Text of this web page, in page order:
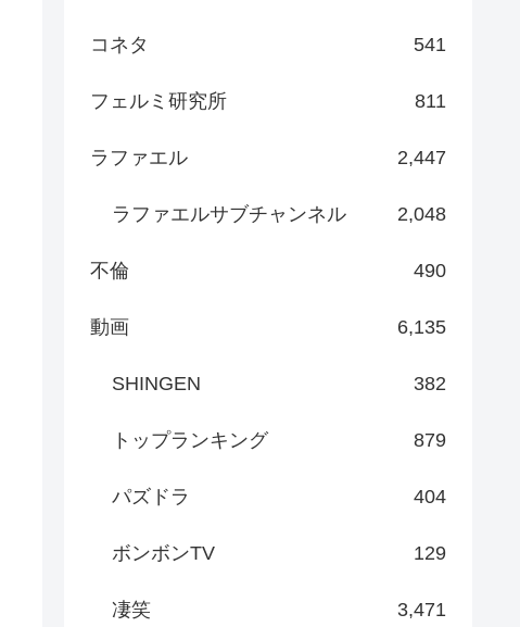
コネタ 541
フェルミ研究所 811
ラファエル 2,447
ラファエルサブチャンネル 2,048
不倫 490
動画 6,135
SHINGEN 382
トップランキング 879
パズドラ 404
ボンボンTV 129
凄笑 3,471